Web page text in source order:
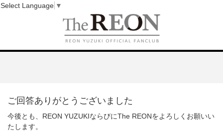
ご回答ありがとうございました
今後とも、REON YUZUKIならびにThe REONをよろしくお願いい
たします。
Select Language ▼